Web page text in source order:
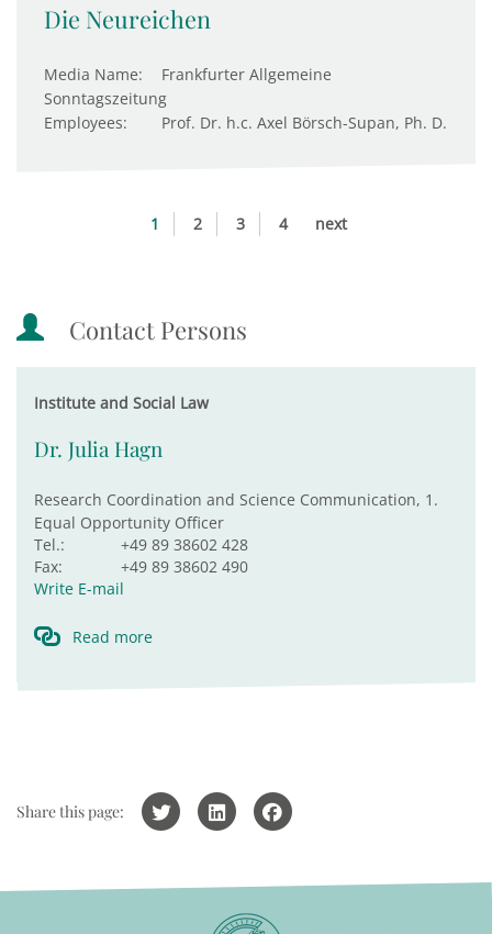
Die Neureichen
Media Name:
Frankfurter Allgemeine
Sonntagszeitung
Employees:
Prof. Dr. h.c. Axel Börsch-Supan, Ph. D.
1 2 3 4 next
Contact Persons
Institute and Social Law
Dr. Julia Hagn
Research Coordination and Science Communication, 1.
Equal Opportunity Officer
Tel.:
+49 89 38602 428
Fax:
+49 89 38602 490
Write E-mail
Read more
Share this page: